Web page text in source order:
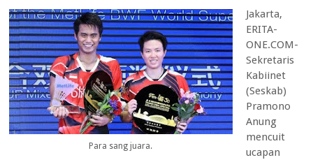
Para sang juara.
Jakarta,
ERITA-
ONE.COM-
Sekretaris
Kabiinet
(Seskab)
Pramono
Anung
mencuit
ucapan